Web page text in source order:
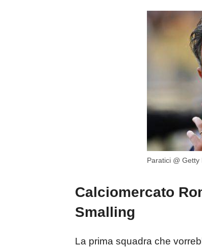
Paratici @ Getty
Calciomercato
Smalling
La prima squadra che